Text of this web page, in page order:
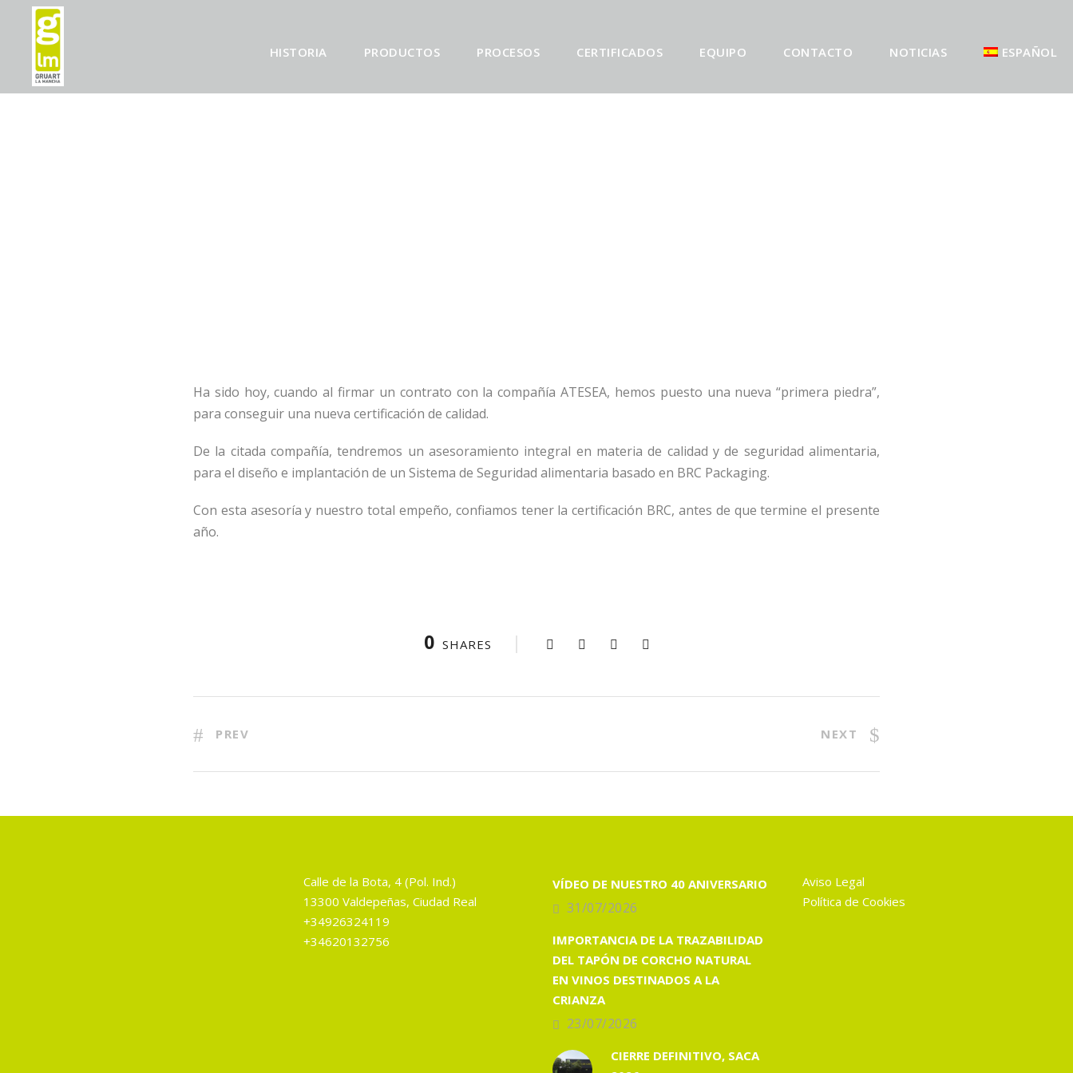
HISTORIA PRODUCTOS PROCESOS CERTIFICADOS EQUIPO CONTACTO NOTICIAS ESPAÑOL
Ha sido hoy, cuando al firmar un contrato con la compañía ATESEA, hemos puesto una nueva “primera piedra”,
para conseguir una nueva certificación de calidad.
De la citada compañía, tendremos un asesoramiento integral en materia de calidad y de seguridad alimentaria,
para el diseño e implantación de un Sistema de Seguridad alimentaria basado en BRC Packaging.
Con esta asesoría y nuestro total empeño, confiamos tener la certificación BRC, antes de que termine el presente
año.
0 SHARES
PREV NEXT
Calle de la Bota, 4 (Pol. Ind.)
13300 Valdepeñas, Ciudad Real
+34926324119
+34620132756
VÍDEO DE NUESTRO 40 ANIVERSARIO
31/07/2026
IMPORTANCIA DE LA TRAZABILIDAD
DEL TAPÓN DE CORCHO NATURAL
EN VINOS DESTINADOS A LA
CRIANZA
23/07/2026
CIERRE DEFINITIVO, SACA
Aviso Legal
Política de Cookies